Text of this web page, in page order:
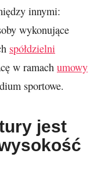
innymi:
wykonujące
spółdzielni
w ramach umowy
sportowe.
jest